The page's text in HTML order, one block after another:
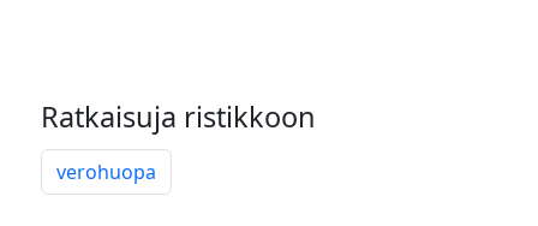
Ratkaisuja ristikkoon
verohuopa